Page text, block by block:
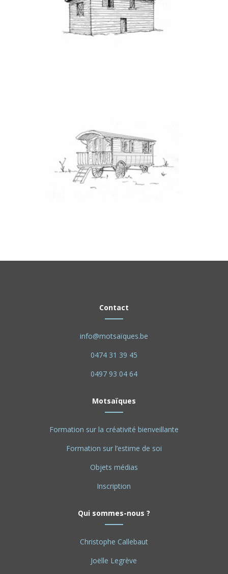
Contact
info@motsaïques.be
0474 31 39 45
0497 93 04 64
Motsaïques
Formation sur la créativité bienveillante
Formation sur l’estime de soi
Objets médias
Inscription
Qui sommes-nous ?
Christophe Callebaut
Joëlle Legrève